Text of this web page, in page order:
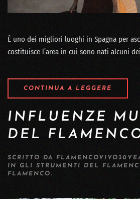
È uno dei migliori luoghi in Spagna per
costituisce l’area in cui sono nati alcuni
CONTINUA A LEGGERE
INFLUENZE
DEL
SCRITTO DA
IN GLI STRUMENTI DEL
FLAMENCO.